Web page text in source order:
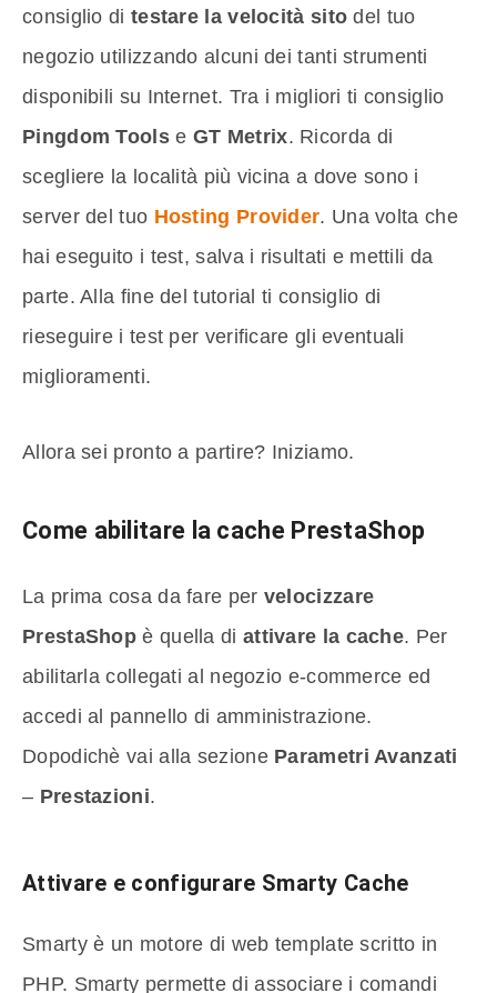
consiglio di testare la velocità sitodel tuo
negozio utilizzando alcuni dei tanti strumenti
disponibili su Internet. Tra i migliori ti consiglio
Pingdom Toolse GT Metrix. Ricorda di
scegliere la località più vicina a dove sono i
server del tuo Hosting Provider. Una volta che
hai eseguito i test, salva i risultati e mettili da
parte. Alla fine del tutorial ti consiglio di
rieseguire i test per verificare gli eventuali
miglioramenti.
Allora sei pronto a partire? Iniziamo.
Come abilitare la cache PrestaShop
La prima cosa da fare per velocizzare
PrestaShop è quella di attivare la cache. Per
abilitarla collegati al negozio e-commerce ed
accedi al pannello di amministrazione.
Dopodichè vai alla sezione Parametri Avanzati
– Prestazioni.
Attivare e configurare Smarty Cache
Smarty è un motore di web template scritto in
PHP. Smarty permette di associare i comandi